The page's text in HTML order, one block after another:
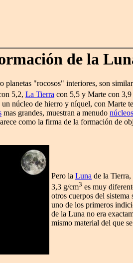
de la
planetas "rocosos" interiores, son
5,2, La Tierra con 5,5 y Marte con
núcleo de hierro y níquel, con Marte
mas grandes, muestran a menudo
como la firma de la formación de
Pero la Luna de la Tierra,
3,3 g/cm3 es muy
otros cuerpos del
uno de los primeros
de la Luna no era
mismo material del que